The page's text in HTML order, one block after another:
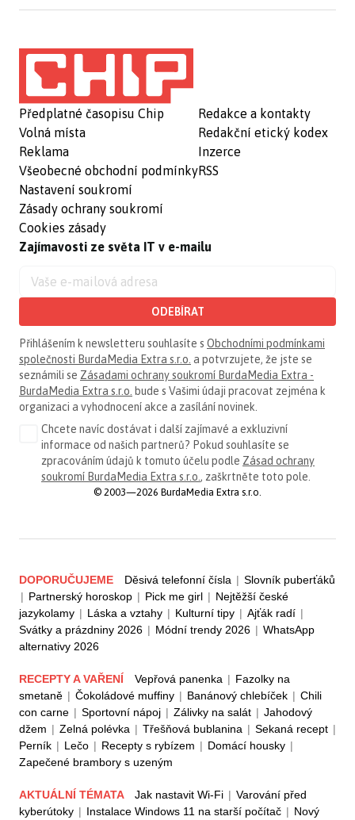
Předplatné časopisu Chip
Volná místa
Reklama
Všeobecné obchodní podmínky
Nastavení soukromí
Zásady ochrany soukromí
Cookies zásady
Redakce a kontakty
Redakční etický kodex
Inzerce
RSS
Zajímavosti ze světa IT v e-mailu
ODEBÍRAT
Přihlášením k newsletteru souhlasíte s Obchodními podmínkami
společnosti BurdaMedia Extra s.r.o. a potvrzujete, že jste se
seznámili se Zásadami ochrany soukromí BurdaMedia Extra -
BurdaMedia Extra s.r.o. bude s Vašimi údaji pracovat zejména k
organizaci a vyhodnocení akce a zasílání novinek.
Chcete navíc dostávat i další zajímavé a exkluzivní
informace od našich partnerů? Pokud souhlasíte se
zpracováním údajů k tomuto účelu podle Zásad ochrany
soukromí BurdaMedia Extra s.r.o., zaškrtněte toto pole.
© 2003—2026 BurdaMedia Extra s.r.o.
DOPORUČUJEME Děsivá telefonní čísla | Slovník puberťáků
| Partnerský horoskop | Pick me girl | Nejtěžší české
jazykolamy | Láska a vztahy | Kulturní tipy | Ajťák radí |
Svátky a prázdniny 2026 | Módní trendy 2026 | WhatsApp
alternativy 2026
RECEPTY A VAŘENÍ Vepřová panenka | Fazolky na
smetaně | Čokoládové muffiny | Banánový chlebíček | Chili
con carne | Sportovní nápoj | Zálivky na salát | Jahodový
džem | Zelná polévka | Třešňová bublanina | Sekaná recept |
Perník | Lečo | Recepty s rybízem | Domácí housky |
Zapečené brambory s uzeným
AKTUÁLNÍ TÉMATA Jak nastavit Wi-Fi | Varování před
kyberútoky | Instalace Windows 11 na starší počítač | Nový